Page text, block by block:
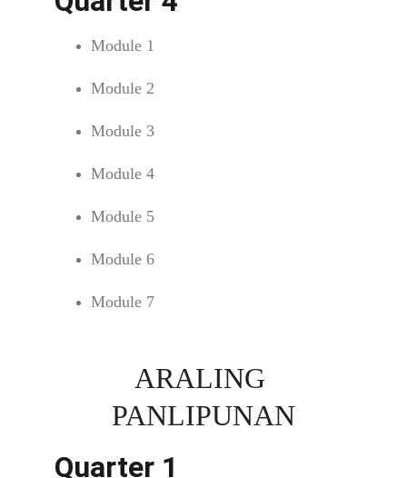
Module 1
Module 2
Module 3
Module 4
Module 5
Module 6
Module 7
ARALING
PANLIPUNAN
Quarter 1